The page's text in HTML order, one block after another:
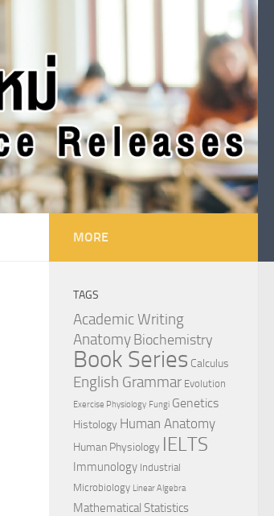
MORE
TAGS
Academic Writing
AnatomyBiochemistry
Book Series Calculus
English Grammar Evolution
Exercise Physiology Fungi Genetics
Histology Human Anatomy
Human Physiology IELTS
Immunology Industrial
Microbiology Linear Algebra
Mathematical Statistics